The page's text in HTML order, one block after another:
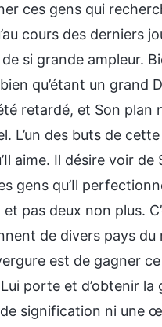
ces gens qui
cours des derniers
si grande ampleur.
qu’étant un grand
retardé, et Son plan
L’un des buts de
aime. Il désire voir
gens qu’Il
pas deux non plus.
de divers pays
est de gagner
porte et d’obtenir
de signification ni une